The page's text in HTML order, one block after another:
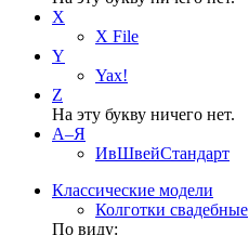
X
X File
Y
Yax!
Z
На эту букву ничего нет.
А–Я
ИвШвейСтандарт
Классические модели
Колготки свадебные
По виду: